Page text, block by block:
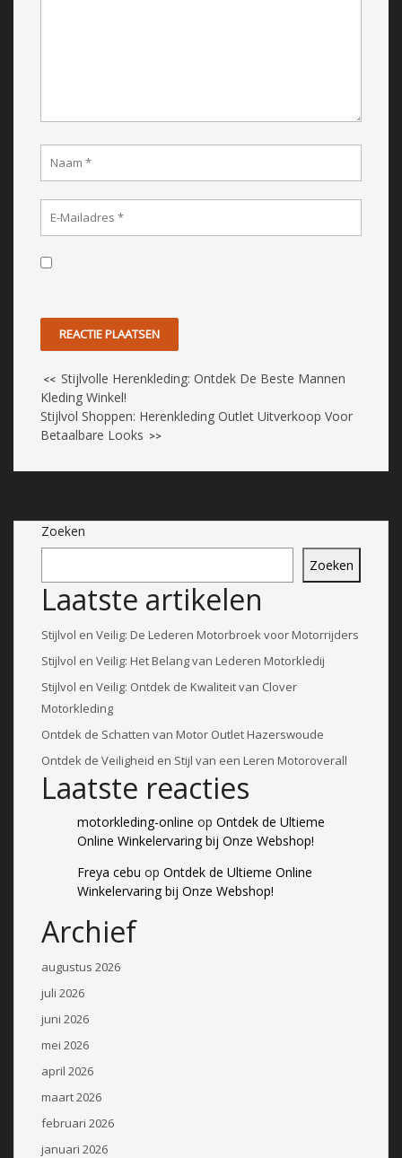
<< Stijlvolle Herenkleding: Ontdek De Beste Mannen
Kleding Winkel!
Stijlvol Shoppen: Herenkleding Outlet Uitverkoop Voor
Betaalbare Looks >>
Zoeken
Zoeken
Laatste artikelen
Stijlvol en Veilig: De Lederen Motorbroek voor Motorrijders
Stijlvol en Veilig: Het Belang van Lederen Motorkledij
Stijlvol en Veilig: Ontdek de Kwaliteit van Clover
Motorkleding
Ontdek de Schatten van Motor Outlet Hazerswoude
Ontdek de Veiligheid en Stijl van een Leren Motoroverall
Laatste reacties
motorkleding-online op Ontdek de Ultieme
Online Winkelervaring bij Onze Webshop!
Freya cebu op Ontdek de Ultieme Online
Winkelervaring bij Onze Webshop!
Archief
augustus 2026
juli 2026
juni 2026
mei 2026
april 2026
maart 2026
februari 2026
januari 2026